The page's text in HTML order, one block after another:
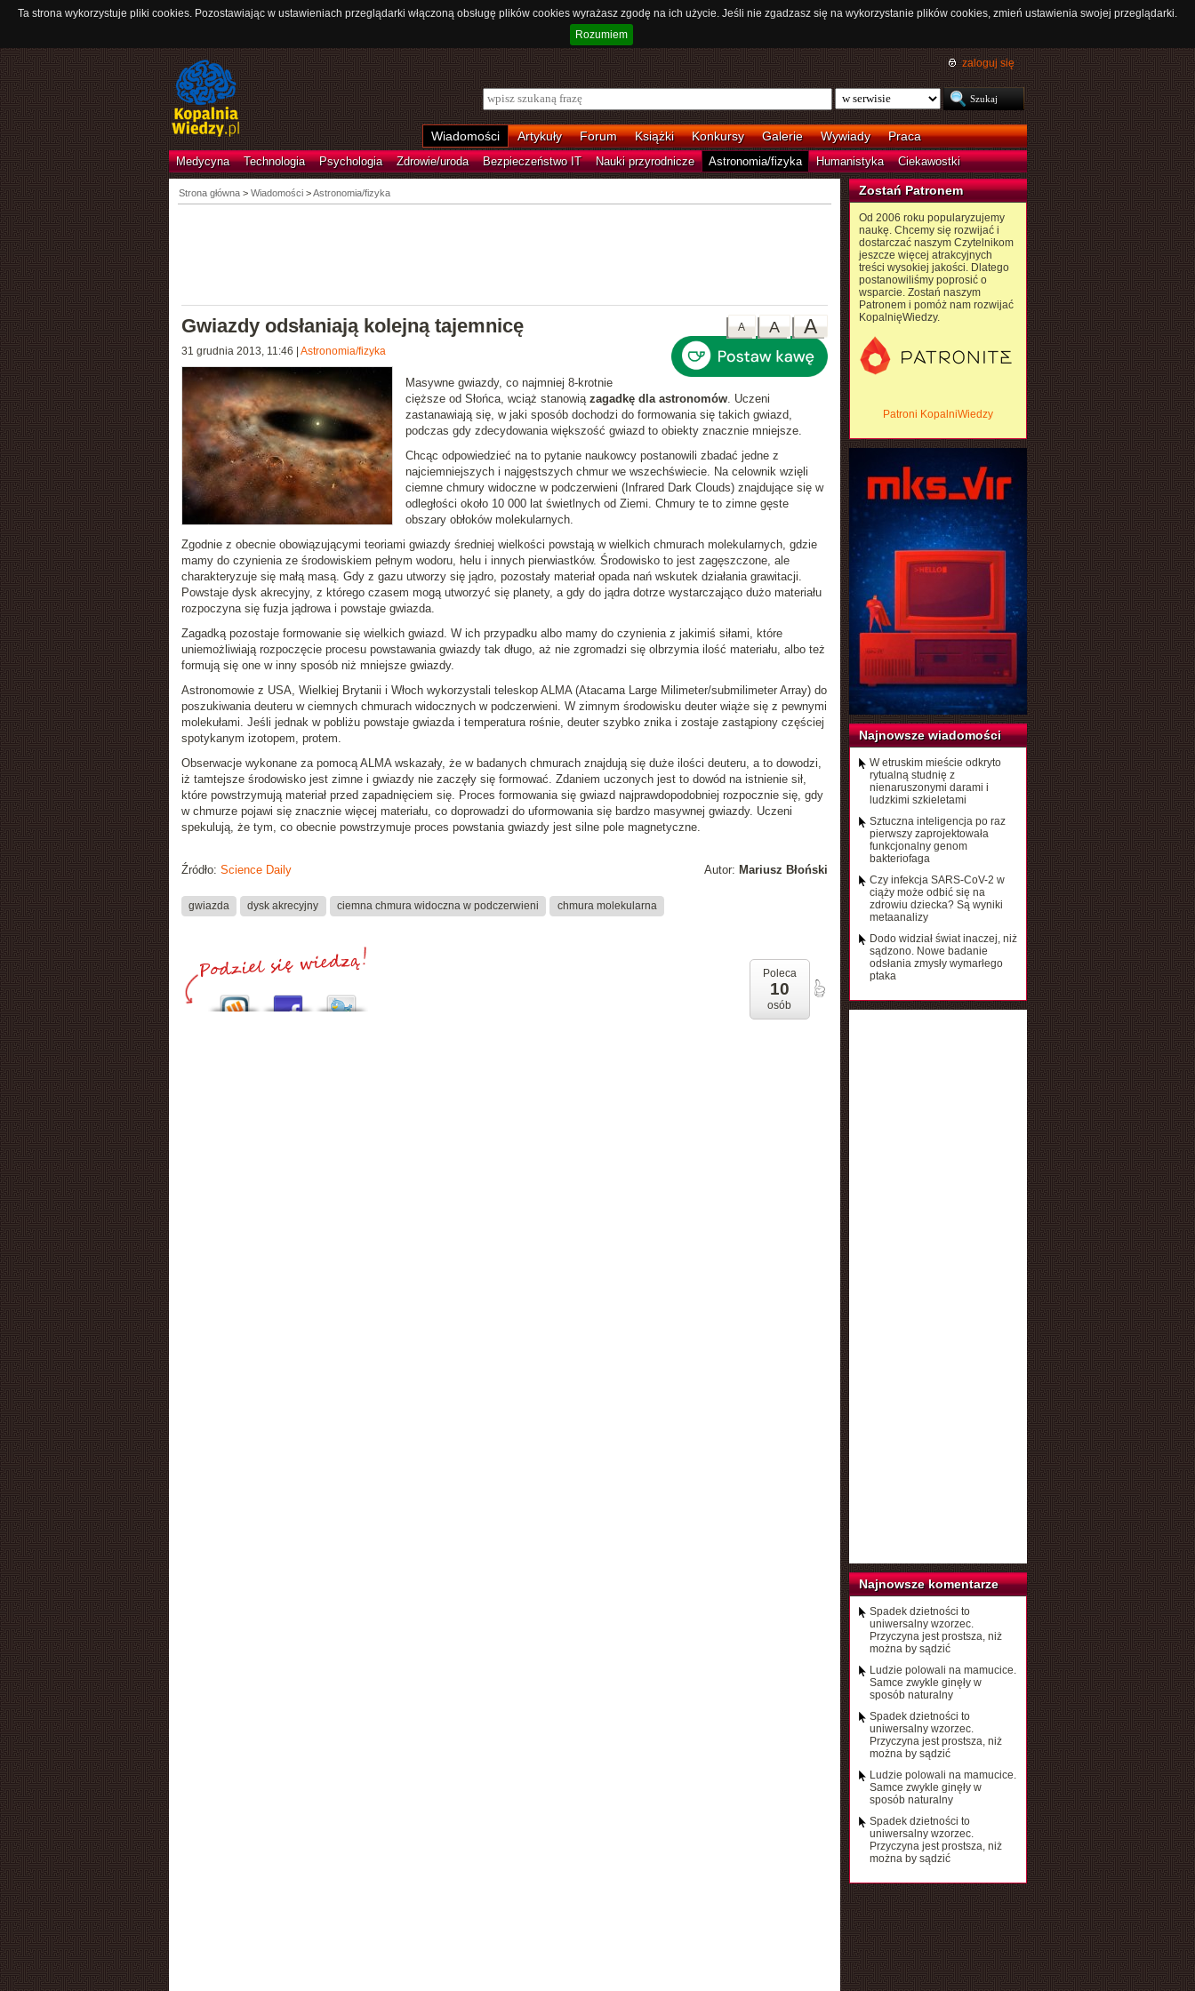
Ta strona wykorzystuje pliki cookies. Pozostawiając w ustawieniach przeglądarki włączoną obsługę plików cookies wyrażasz zgodę na ich użycie. Jeśli nie zgadzasz się na wykorzystanie plików cookies, zmień ustawienia swojej przeglądarki.
Rozumiem
zaloguj się
Wiadomości Artykuły Forum Książki Konkursy Galerie Wywiady Praca
Medycyna Technologia Psychologia Zdrowie/uroda Bezpieczeństwo IT Nauki przyrodnicze Astronomia/fizyka Humanistyka Ciekawostki
Strona główna> Wiadomości >Astronomia/fizyka
A
A
A
Gwiazdy odsłaniają kolejną tajemnicę
31 grudnia 2013, 11:46 Astronomia/fizyka
Masywne gwiazdy, co najmniej 8-krotnie
cięższe od Słońca, wciąż stanowią zagadkę dla astronomów. Uczeni
zastanawiają się, w jaki sposób dochodzi do formowania się takich gwiazd,
podczas gdy zdecydowania większość gwiazd to obiekty znacznie mniejsze.
Chcąc odpowiedzieć na to pytanie naukowcy postanowili zbadać jedne z
najciemniejszych i najgęstszych chmur we wszechświecie. Na celownik wzięli
ciemne chmury widoczne w podczerwieni (Infrared Dark Clouds) znajdujące się w
odległości około 10 000 lat świetlnych od Ziemi. Chmury te to zimne gęste
obszary obłoków molekularnych.
Zgodnie z obecnie obowiązującymi teoriami gwiazdy średniej wielkości powstają w wielkich chmurach molekularnych, gdzie
mamy do czynienia ze środowiskiem pełnym wodoru, helu i innych pierwiastków. Środowisko to jest zagęszczone, ale
charakteryzuje się małą masą. Gdy z gazu utworzy się jądro, pozostały materiał opada nań wskutek działania grawitacji.
Powstaje dysk akrecyjny, z którego czasem mogą utworzyć się planety, a gdy do jądra dotrze wystarczająco dużo materiału
rozpoczyna się fuzja jądrowa i powstaje gwiazda.
Zagadką pozostaje formowanie się wielkich gwiazd. W ich przypadku albo mamy do czynienia z jakimiś siłami, które
uniemożliwiają rozpoczęcie procesu powstawania gwiazdy tak długo, aż nie zgromadzi się olbrzymia ilość materiału, albo też
formują się one w inny sposób niż mniejsze gwiazdy.
Astronomowie z USA, Wielkiej Brytanii i Włoch wykorzystali teleskop ALMA (Atacama Large Milimeter/submilimeter Array) do
poszukiwania deuteru w ciemnych chmurach widocznych w podczerwieni. W zimnym środowisku deuter wiąże się z pewnymi
molekułami. Jeśli jednak w pobliżu powstaje gwiazda i temperatura rośnie, deuter szybko znika i zostaje zastąpiony częściej
spotykanym izotopem, protem.
Obserwacje wykonane za pomocą ALMA wskazały, że w badanych chmurach znajdują się duże ilości deuteru, a to dowodzi,
iż tamtejsze środowisko jest zimne i gwiazdy nie zaczęły się formować. Zdaniem uczonych jest to dowód na istnienie sił,
które powstrzymują materiał przed zapadnięciem się. Proces formowania się gwiazd najprawdopodobniej rozpocznie się, gdy
w chmurze pojawi się znacznie więcej materiału, co doprowadzi do uformowania się bardzo masywnej gwiazdy. Uczeni
spekulują, że tym, co obecnie powstrzymuje proces powstania gwiazdy jest silne pole magnetyczne.
Autor: Mariusz Błoński
Źródło: Science Daily
gwiazda dysk akrecyjny ciemna chmura widoczna w podczerwieni chmura molekularna
Poleca
10
osób
Zostań Patronem
Od 2006 roku popularyzujemy
naukę. Chcemy się rozwijać i
dostarczać naszym Czytelnikom
jeszcze więcej atrakcyjnych
treści wysokiej jakości. Dlatego
postanowiliśmy poprosić o
wsparcie. Zostań naszym
Patronem i pomóż nam rozwijać
KopalnięWiedzy.
Patroni KopalniWiedzy
Najnowsze wiadomości
W etruskim mieście odkryto
rytualną studnię z
nienaruszonymi darami i
ludzkimi szkieletami
Sztuczna inteligencja po raz
pierwszy zaprojektowała
funkcjonalny genom
bakteriofaga
Czy infekcja SARS-CoV-2 w
ciąży może odbić się na
zdrowiu dziecka? Są wyniki
metaanalizy
Dodo widział świat inaczej, niż
sądzono. Nowe badanie
odsłania zmysły wymarłego
ptaka
Najnowsze komentarze
Spadek dzietności to
uniwersalny wzorzec.
Przyczyna jest prostsza, niż
można by sądzić
Ludzie polowali na mamucice.
Samce zwykle ginęły w
sposób naturalny
Spadek dzietności to
uniwersalny wzorzec.
Przyczyna jest prostsza, niż
można by sądzić
Ludzie polowali na mamucice.
Samce zwykle ginęły w
sposób naturalny
Spadek dzietności to
uniwersalny wzorzec.
Przyczyna jest prostsza, niż
można by sądzić